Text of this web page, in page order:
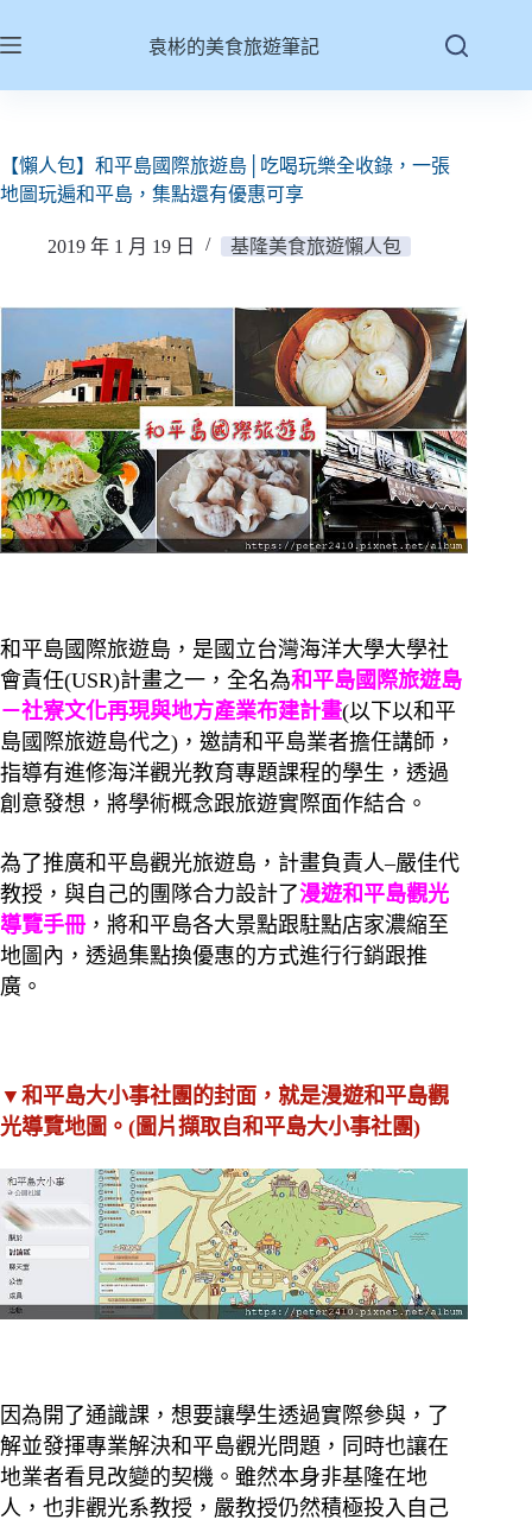
至
容
袁彬的美食旅遊筆記
【懶人包】和平島國際旅遊島│吃喝玩樂全收錄，一張
地圖玩遍和平島，集點還有優惠可享
2019 年 1 月 19 日 基隆美食旅遊懶人包
和平島國際旅遊島，是國立台灣海洋大學大學社
會責任(USR)計畫之一，全名為和平島國際旅遊島
－社寮文化再現與地方產業布建計畫(以下以和平
島國際旅遊島代之)，邀請和平島業者擔任講師，
指導有進修海洋觀光教育專題課程的學生，透過
創意發想，將學術概念跟旅遊實際面作結合。
為了推廣和平島觀光旅遊島，計畫負責人–嚴佳代
教授，與自己的團隊合力設計了漫遊和平島觀光
導覽手冊 ，將和平島各大景點跟駐點店家濃縮至
地圖內，透過集點換優惠的方式進行行銷跟推
廣。
▼和平島大小事社團的封面，就是漫遊和平島觀
光導覽地圖。(圖片擷取自和平島大小事社團)
因為開了通識課，想要讓學生透過實際參與，了
解並發揮專業解決和平島觀光問題，同時也讓在
地業者看見改變的契機。雖然本身非基隆在地
人，也非觀光系教授，嚴教授仍然積極投入自己